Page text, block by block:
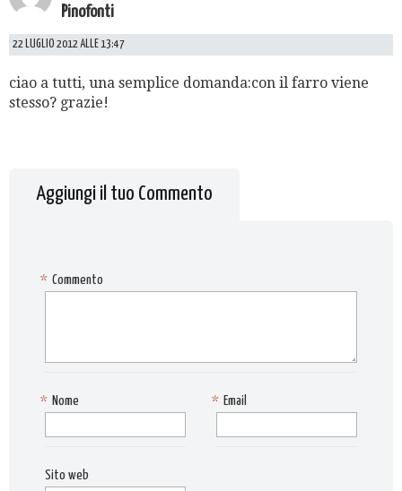
Pinofonti
22 LUGLIO 2012 ALLE 13:47
ciao a tutti, una semplice domanda:con il farro viene
stesso? grazie!
Aggiungi il tuo Commento
Commento
*
Nome
* Email
*
Sito web